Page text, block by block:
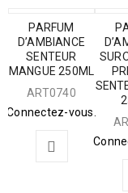
PARFUM
D’AMBIANCE
SENTEUR
MANGUE 250ML
ART0740
Connectez-vous.